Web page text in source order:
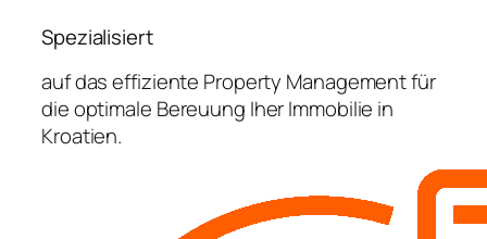
Spezialisiert
auf das effiziente Property Management für
die optimale Bereuung Iher Immobilie in
Kroatien.